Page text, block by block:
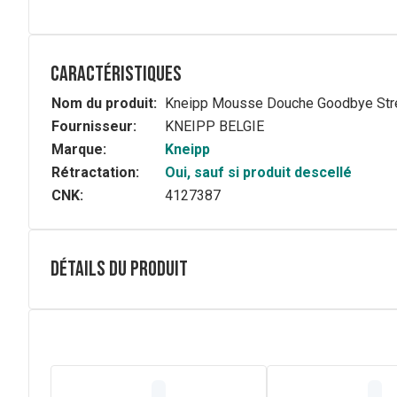
Caractéristiques
Nom du produit: Kneipp Mousse Douche Goodbye
Fournisseur:
KNEIPP BELGIE
Marque:
Kneipp
Rétractation:
Oui, sauf si produit descellé
CNK:
4127387
Détails du produit
Votre moment de douche Kneipp sans stress. Le